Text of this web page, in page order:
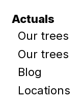
Actuals
Our trees
Our trees
Blog
Locations